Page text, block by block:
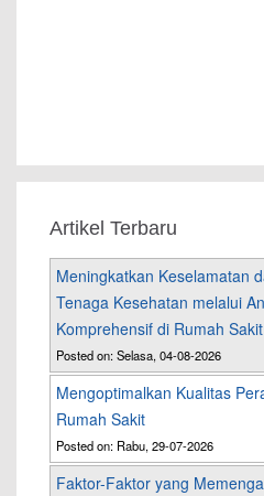
Artikel Terbaru
Meningkatkan Keselamatan
Tenaga Kesehatan melalui
Komprehensif di Rumah Sakit
Posted on: Selasa, 04-08-2026
Mengoptimalkan Kualitas
Rumah Sakit
Posted on: Rabu, 29-07-2026
Faktor-Faktor yang